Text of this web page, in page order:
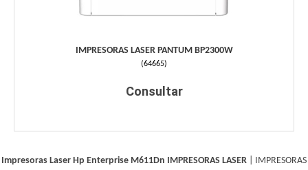
IMPRESORAS LASER PANTUM BP2300W
(64665)
Consultar
Impresoras Laser Hp Enterprise M611Dn IMPRESORAS LASER IMPRESORAS